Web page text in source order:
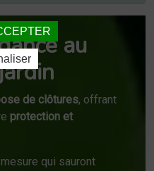
au
de clôtures, offrant
protection et
qui sauront